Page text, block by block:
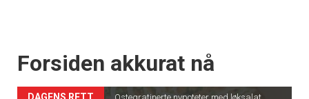
Forsiden akkurat nå